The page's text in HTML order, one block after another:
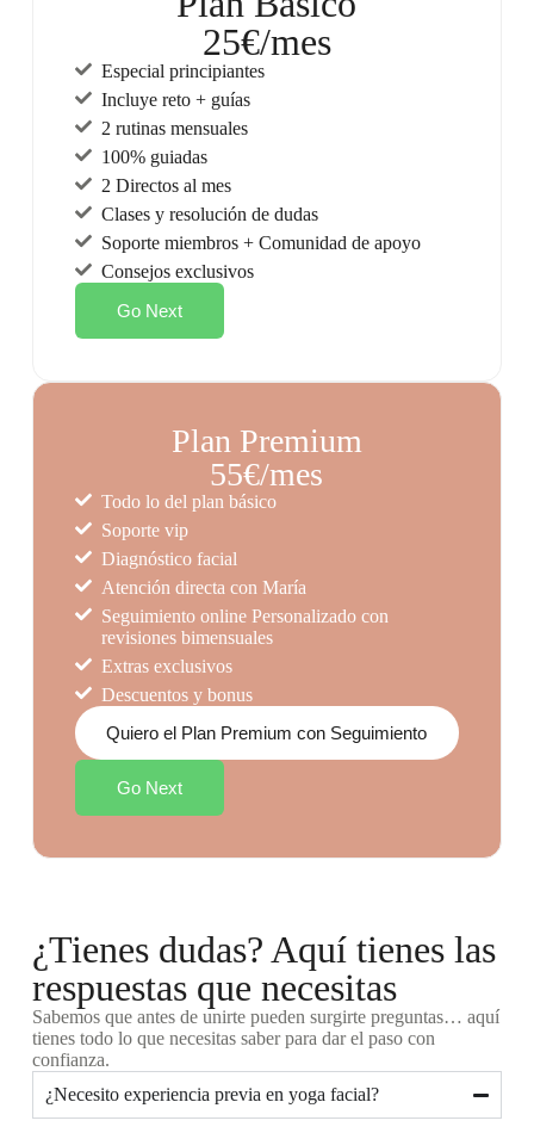
25€/mes
Especial principiantes
Incluye reto + guías
2 rutinas mensuales
100% guiadas
2 Directos al mes
Clases y resolución de dudas
Soporte miembros + Comunidad de apoyo
Consejos exclusivos
Go Next
Plan Premium
55€/mes
Todo lo del plan básico
Soporte vip
Diagnóstico facial
Atención directa con María
Seguimiento online Personalizado con
revisiones bimensuales
Extras exclusivos
Descuentos y bonus
Quiero el Plan Premium con Seguimiento
Go Next
¿Tienes dudas? Aquí tienes las
respuestas que necesitas
Sabemos que antes de unirte pueden surgirte preguntas… aquí
tienes todo lo que necesitas saber para dar el paso con
confianza.
¿Necesito experiencia previa en yoga facial?